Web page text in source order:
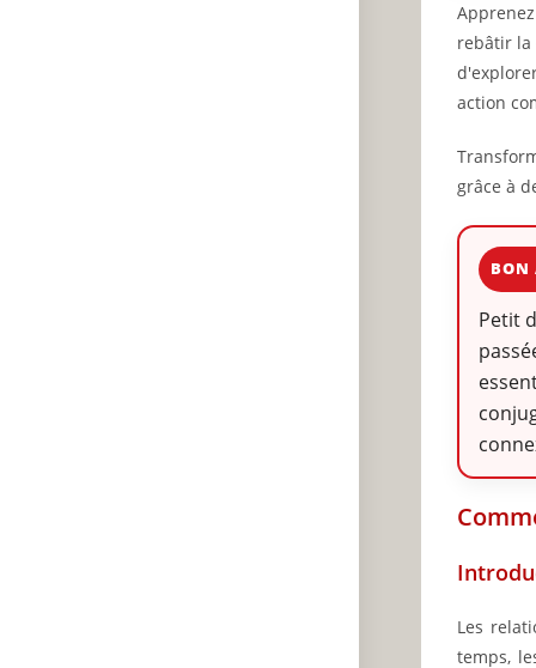
rebâtir la
action
grâce à
BON
Petit
Les
temps,